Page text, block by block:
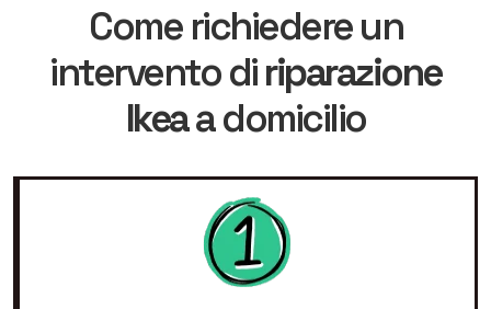
Come richiedere un
intervento diriparazione
Ikeaa domicilio